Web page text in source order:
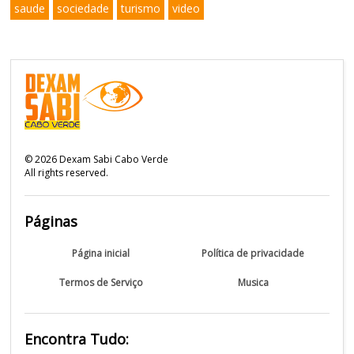
saude sociedade turismo video
©2026Dexam Sabi Cabo Verde
All rights reserved.
Páginas
Página inicial Política de privacidade
Termos de Serviço Musica
Encontra Tudo: